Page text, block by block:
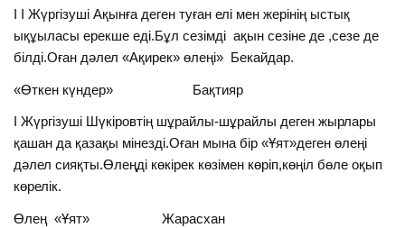
I I Жүргізуші Ақынға деген туған елі мен жерінің ыстық
ықұыласы ерекше еді.Бұл сезімді ақын сезіне де ,сезе де
білді.Оған дәлел «Ақирек» өлеңі» Бекайдар.
«Өткен күндер» Бақтияр
I Жүргізуші Шүкіровтің шұрайлы-шұрайлы деген жырлары
қашан да қазақы мінезді.Оған мына бір «Ұят»деген өлеңі
дәлел сияқты.Өлеңді көкірек көзімен көріп,көңіл бөле оқып
көрелік.
Өлең «Ұят» Жарасхан